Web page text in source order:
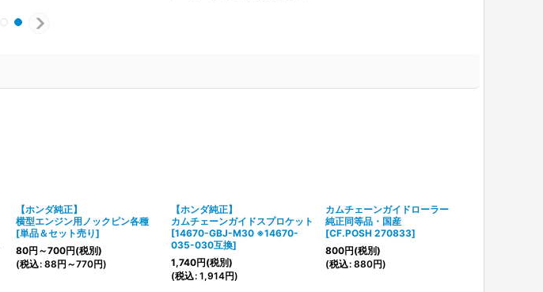
【ホンダ純正】
横型エンジン用ノックピン各種
[単品＆セット売り]
80円 ～700円(税別)
(税込: 88円 ～770円)
【ホンダ純正】
カムチェーンガイドスプロケット
[14670-GBJ-M30 ※14670-
035-030互換]
1,740円(税別)
(税込: 1,914円)
カムチェーンガイドローラー
純正同等品・国産
[CF.POSH 270833]
800円(税別)
(税込: 880円)